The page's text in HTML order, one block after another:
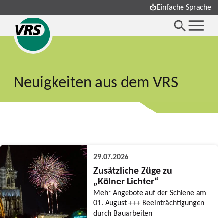
Einfache Sprache
Neuigkeiten aus dem VRS
29.07.2026
Zusätzliche Züge zu
„Kölner Lichter“
Mehr Angebote auf der Schiene am
01. August +++ Beeinträchtigungen
durch Bauarbeiten